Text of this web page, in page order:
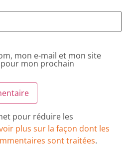
mon e-mail et mon site
mon prochain
pour réduire les
plus sur la façon dont les
sont traitées.